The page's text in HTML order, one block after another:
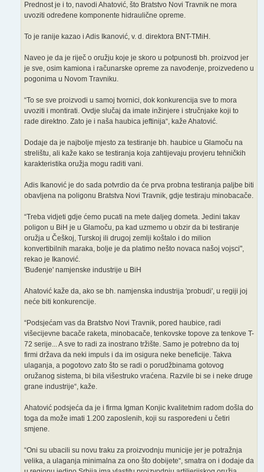
Prednost je i to, navodi Ahatović, što Bratstvo Novi Travnik ne mora
uvoziti određene komponente hidraulične opreme.
To je ranije kazao i Adis Ikanović, v. d. direktora BNT-TMiH.
Naveo je da je riječ o oružju koje je skoro u potpunosti bh. proizvod jer
je sve, osim kamiona i računarske opreme za navođenje, proizvedeno u
pogonima u Novom Travniku.
“To se sve proizvodi u samoj tvornici, dok konkurencija sve to mora
uvoziti i montirati. Ovdje slučaj da imate inžinjere i stručnjake koji to
rade direktno. Zato je i naša haubica jeftinija“, kaže Ahatović.
Dodaje da je najbolje mjesto za testiranje bh. haubice u Glamoču na
strelištu, ali kaže kako se testiranja koja zahtijevaju provjeru tehničkih
karakteristika oružja mogu raditi vani.
Adis Ikanović je do sada potvrdio da će prva probna testiranja paljbe biti
obavljena na poligonu Bratstva Novi Travnik, gdje testiraju minobacače.
“Treba vidjeti gdje ćemo pucati na mete daljeg dometa. Jedini takav
poligon u BiH je u Glamoču, pa kad uzmemo u obzir da bi testiranje
oružja u Češkoj, Turskoj ili drugoj zemlji koštalo i do milion
konvertibilnih maraka, bolje je da platimo nešto novaca našoj vojsci",
rekao je Ikanović.
'Buđenje' namjenske industrije u BiH
Ahatović kaže da, ako se bh. namjenska industrija 'probudi', u regiji joj
neće biti konkurencije.
“Podsjećam vas da Bratstvo Novi Travnik, pored haubice, radi
višecijevne bacače raketa, minobacače, tenkovske topove za tenkove T-
72 serije... A sve to radi za inostrano tržište. Samo je potrebno da toj
firmi država da neki impuls i da im osigura neke beneficije. Takva
ulaganja, a pogotovo zato što se radi o porudžbinama gotovog
oružanog sistema, bi bila višestruko vraćena. Razvile bi se i neke druge
grane industrije“, kaže.
Ahatović podsjeća da je i firma Igman Konjic kvalitetnim radom došla do
toga da može imati 1.200 zaposlenih, koji su raspoređeni u četiri
smjene.
“Oni su ubacili su novu traku za proizvodnju municije jer je potražnja
velika, a ulaganja minimalna za ono što dobijete“, smatra on i dodaje da